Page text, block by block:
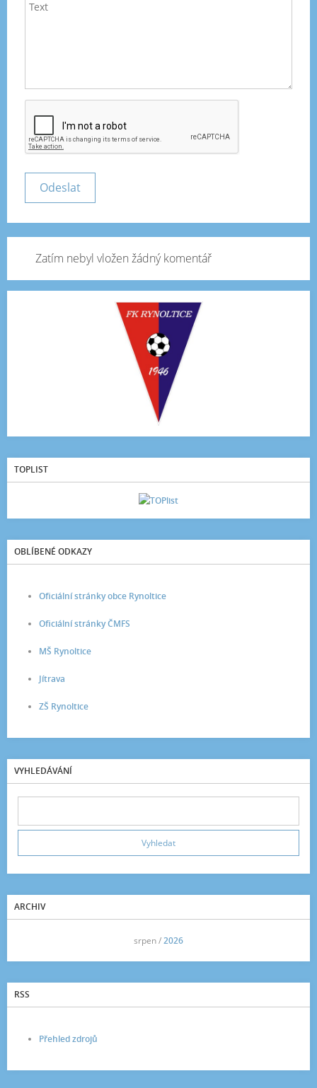
Zatím nebyl vložen žádný komentář
TOPLIST
OBLÍBENÉ ODKAZY
Oficiální stránky obce Rynoltice
Oficiální stránky ČMFS
MŠ Rynoltice
Jítrava
ZŠ Rynoltice
VYHLEDÁVÁNÍ
ARCHIV
srpen /2026
RSS
Přehled zdrojů